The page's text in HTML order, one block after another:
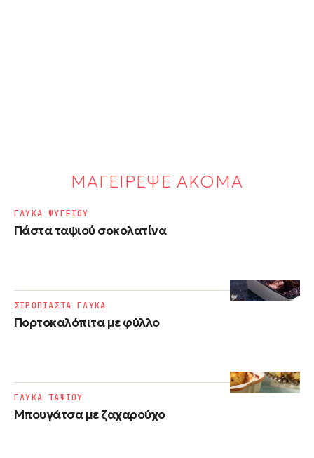
ΜΑΓΕΙΡΕΨΕ ΑΚΟΜΑ
Πάστα ταψιού σοκολατίνα
ΓΛΥΚΑ ΨΥΓΕΙΟΥ
Πορτοκαλόπιτα με φύλλο
ΣΙΡΟΠΙΑΣΤΑ ΓΛΥΚΑ
Μπουγάτσα με ζαχαρούχο
ΓΛΥΚΑ ΤΑΨΙΟΥ